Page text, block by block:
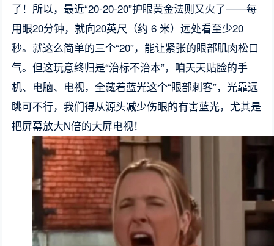
了！所以，最近“20-20-20”护眼黄金法则又火了——每
用眼20分钟，就向20英尺（约 6 米）远处看至少20
秒。就这么简单的三个“20”，能让紧张的眼部肌肉松口
气。但这玩意终归是“治标不治本”，咱天天贴脸的手
机、电脑、电视，全藏着蓝光这个“眼部刺客”，光靠远
眺可不行，我们得从源头减少伤眼的有害蓝光，尤其是
把屏幕放大N倍的大屏电视！